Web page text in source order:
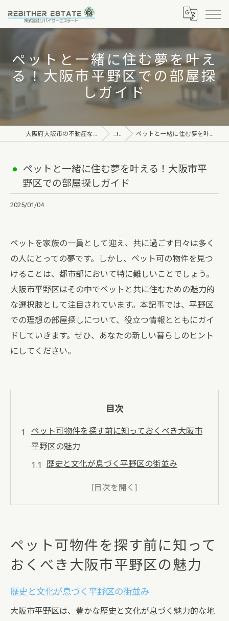
ペットと一緒に住む夢を叶え
る！大阪市平野区での部屋探
しガイド
大阪府大阪市の不動産なら株式会社リバイザーエステート コラム ペットと一緒に住む夢を叶える！大阪市平野区での部屋探しガイド
ペットと一緒に住む夢を叶える！大阪市平
野区での部屋探しガイド
2025/01/04
ペットを家族の一員として迎え、共に過ごす日々は多く
の人にとっての夢です。しかし、ペット可の物件を見つ
けることは、都市部において特に難しいことでしょう。
大阪市平野区はその中でペットと共に住むための魅力的
な選択肢として注目されています。本記事では、平野区
での理想の部屋探しについて、役立つ情報とともにガイ
ドしていきます。ぜひ、あなたの新しい暮らしのヒント
にしてください。
目次
ペット可物件を探す前に知っておくべき大阪市
平野区の魅力
歴史と文化が息づく平野区の街並み
交通アクセスが良好な平野区の魅力
平野区でのペット共生のメリット
部屋探しのポイント大阪市平野区でペットと快
ペット可物件を探す前に知って
おくべき大阪市平野区の魅力
歴史と文化が息づく平野区の街並み
大阪市平野区は、豊かな歴史と文化が息づく魅力的な地